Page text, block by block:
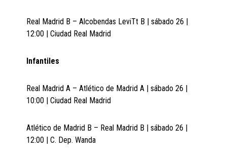
Real Madrid B – Alcobendas LeviTt B | sábado 26 |
12:00 | Ciudad Real Madrid
Infantiles
Real Madrid A – Atlético de Madrid A | sábado 26 |
10:00 | Ciudad Real Madrid
Atlético de Madrid B – Real Madrid B | sábado 26 |
12:00 | C. Dep. Wanda